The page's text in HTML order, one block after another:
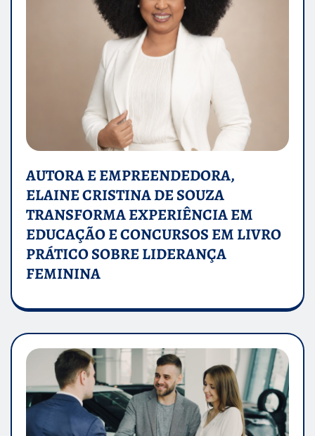
AUTORA E EMPREENDEDORA,
ELAINE CRISTINA DE SOUZA
TRANSFORMA EXPERIÊNCIA EM
EDUCAÇÃO E CONCURSOS EM LIVRO
PRÁTICO SOBRE LIDERANÇA
FEMININA